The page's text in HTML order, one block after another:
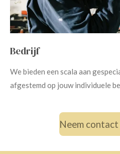
Bedrijf
We bieden een scala aan
afgestemd op jouw individuele
Neem